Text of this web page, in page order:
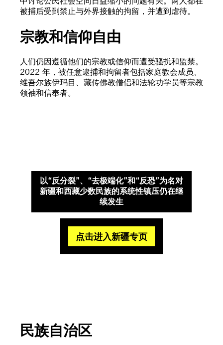
被捕后受到禁止与外界接触的拘留，并遭到虐待。
宗教和信仰自由
人们仍因遵循他们的宗教或信仰而遭受骚扰和监禁。
2022 年，被任意逮捕和拘留者包括家庭教会成员、
维吾尔族伊玛目、藏传佛教僧侣和法轮功学员等宗教
领袖和信奉者。
以“反分裂”、“去极端化”和“反恐”为名对
新疆和西藏少数民族的系统性镇压仍在继
续发生
点击进入新疆专页
民族自治区